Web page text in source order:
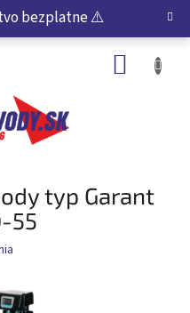
bezplatne ⚠️
typ Garant
55